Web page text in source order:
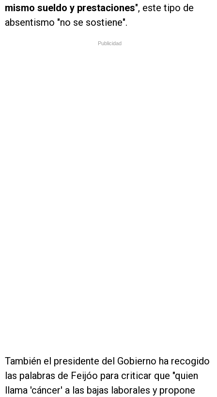
mismo sueldo y prestaciones", este tipo de
absentismo "no se sostiene".
Publicidad
También el presidente del Gobierno ha recogido
las palabras de Feijóo para criticar que "quien
llama 'cáncer' a las bajas laborales y propone